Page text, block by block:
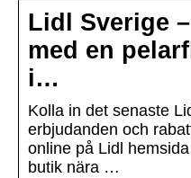
Lidl Sverige
med en
i…
Kolla in det senaste
erbjudanden och
online på Lidl
butik nära …